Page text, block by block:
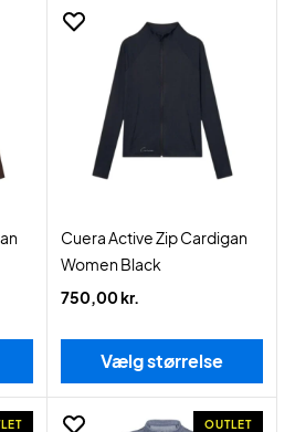
Cuera Active Zip Cardigan
Women Black
750,00 kr.
Vælg størrelse
OUTLET